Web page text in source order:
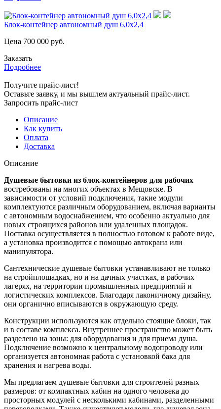
Блок-контейнер автономный душ 6,0х2,4
Цена 700 000 руб.
Заказать
Подробнее
Получите прайс-лист!
Оставьте заявку, и мы вышлем актуальный прайс-лист.
Запросить прайс-лист
Описание
Как купить
Оплата
Доставка
Описание
Душевые бытовки из блок-контейнеров для рабочих
востребованы на многих объектах в Мещовске. В
зависимости от условий подключения, такие модули
комплектуются различным оборудованием, включая варианты
с автономным водоснабжением, что особенно актуально для
новых строящихся районов или удаленных площадок.
Поставка осуществляется в полностью готовом к работе виде,
а установка производится с помощью автокрана или
манипулятора.
Сантехнические душевые бытовки устанавливают не только
на стройплощадках, но и на дачных участках, в рабочих
лагерях, на территории промышленных предприятий и
логистических комплексов. Благодаря лаконичному дизайну,
они органично вписываются в окружающую среду.
Конструкции используются как отдельно стоящие блоки, так
и в составе комплекса. Внутреннее пространство может быть
разделено на зоны: для оборудования и для приема душа.
Подключение возможно к центральному водопроводу или
организуется автономная работа с установкой бака для
хранения и нагрева воды.
Мы предлагаем душевые бытовки для строителей разных
размеров: от компактных кабин на одного человека до
просторных модулей с несколькими кабинами, разделенными